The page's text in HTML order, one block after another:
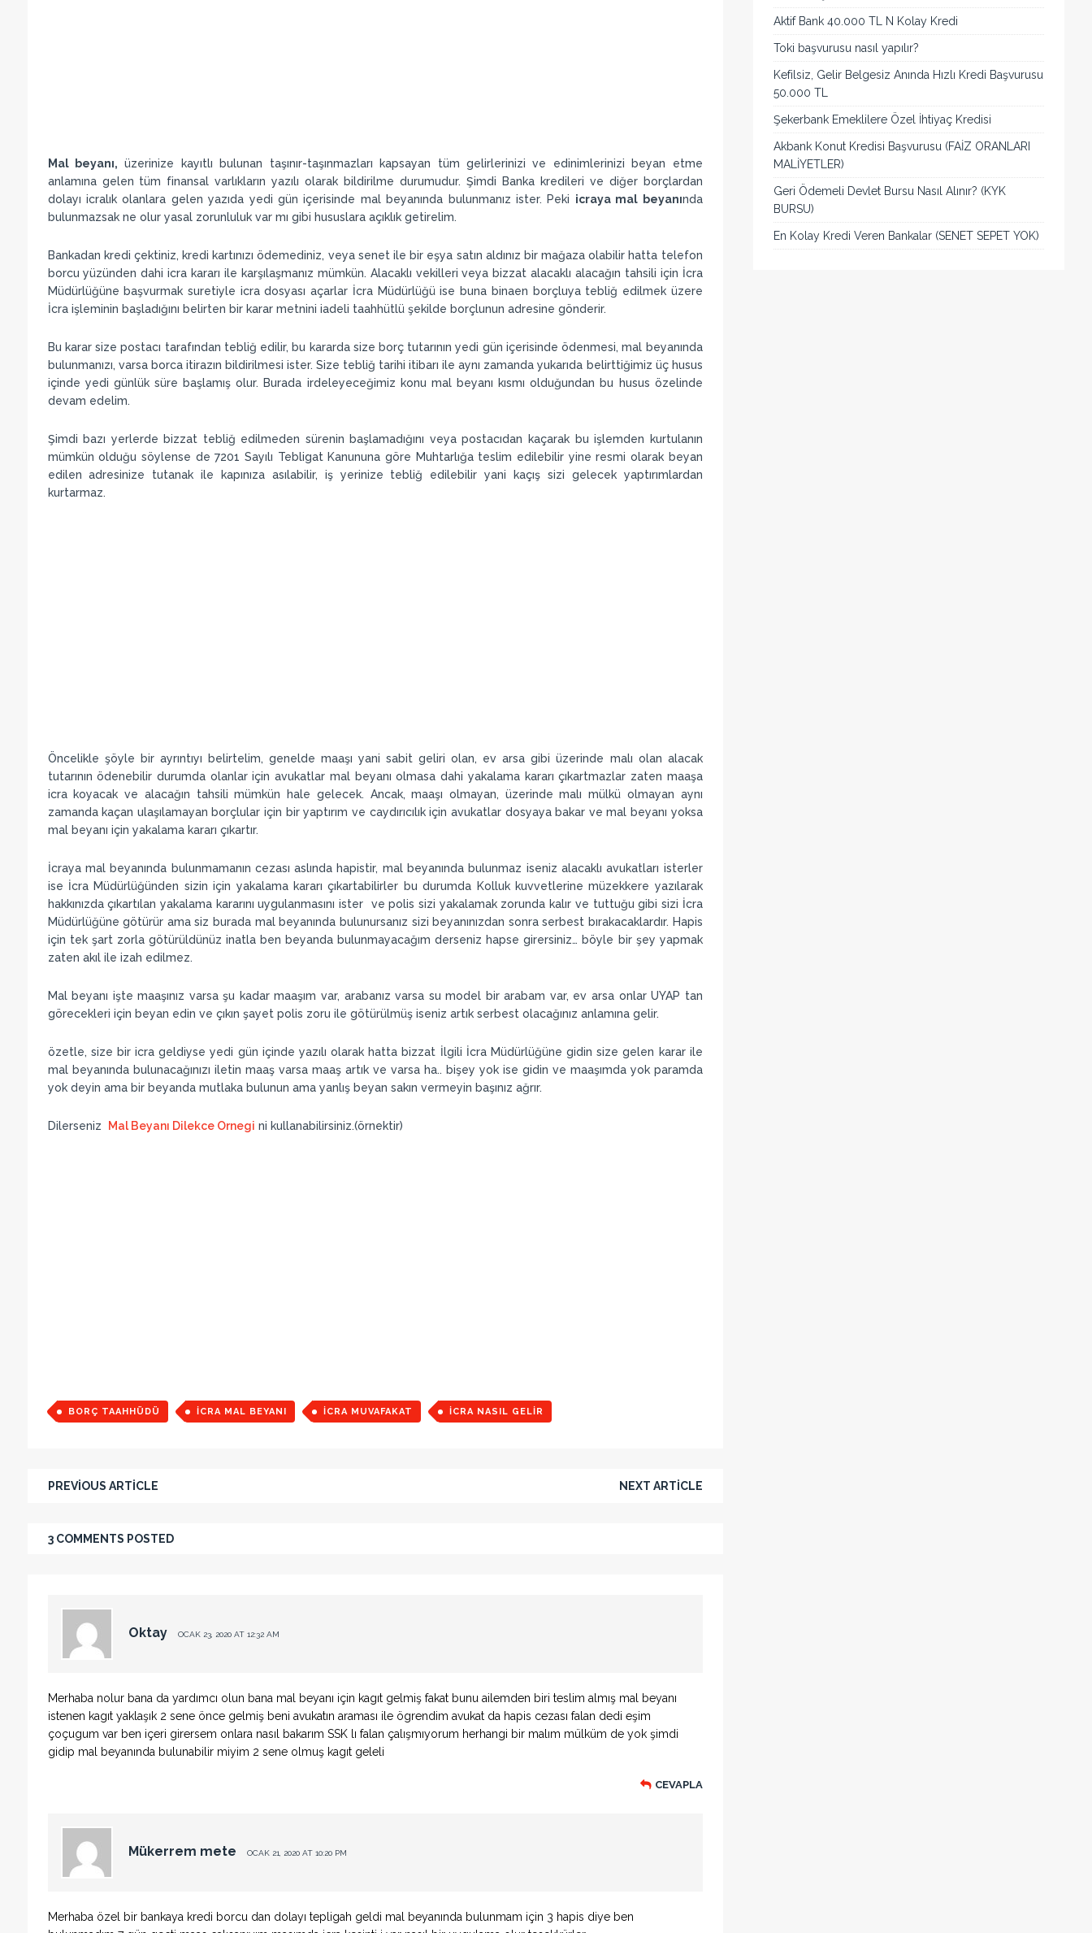
Mal beyanı, üzerinize kayıtlı bulunan taşınır-taşınmazları kapsayan tüm gelirlerinizi ve edinimlerinizi beyan etme
anlamına gelen tüm finansal varlıkların yazılı olarak bildirilme durumudur. Şimdi Banka kredileri ve diğer borçlardan
dolayı icralık olanlara gelen yazıda yedi gün içerisinde mal beyanında bulunmanız ister. Peki icraya mal beyanında
bulunmazsak ne olur yasal zorunluluk var mı gibi hususlara açıklık getirelim.
Bankadan kredi çektiniz, kredi kartınızı ödemediniz, veya senet ile bir eşya satın aldınız bir mağaza olabilir hatta telefon
borcu yüzünden dahi icra kararı ile karşılaşmanız mümkün. Alacaklı vekilleri veya bizzat alacaklı alacağın tahsili için İcra
Müdürlüğüne başvurmak suretiyle icra dosyası açarlar İcra Müdürlüğü ise buna binaen borçluya tebliğ edilmek üzere
İcra işleminin başladığını belirten bir karar metnini iadeli taahhütlü şekilde borçlunun adresine gönderir.
Bu karar size postacı tarafından tebliğ edilir, bu kararda size borç tutarının yedi gün içerisinde ödenmesi, mal beyanında
bulunmanızı, varsa borca itirazın bildirilmesi ister. Size tebliğ tarihi itibarı ile aynı zamanda yukarıda belirttiğimiz üç husus
içinde yedi günlük süre başlamış olur. Burada irdeleyeceğimiz konu mal beyanı kısmı olduğundan bu husus özelinde
devam edelim.
Şimdi bazı yerlerde bizzat tebliğ edilmeden sürenin başlamadığını veya postacıdan kaçarak bu işlemden kurtulanın
mümkün olduğu söylense de 7201 Sayılı Tebligat Kanununa göre Muhtarlığa teslim edilebilir yine resmi olarak beyan
edilen adresinize tutanak ile kapınıza asılabilir, iş yerinize tebliğ edilebilir yani kaçış sizi gelecek yaptırımlardan
kurtarmaz.
Öncelikle şöyle bir ayrıntıyı belirtelim, genelde maaşı yani sabit geliri olan, ev arsa gibi üzerinde malı olan alacak
tutarının ödenebilir durumda olanlar için avukatlar mal beyanı olmasa dahi yakalama kararı çıkartmazlar zaten maaşa
icra koyacak ve alacağın tahsili mümkün hale gelecek. Ancak, maaşı olmayan, üzerinde malı mülkü olmayan aynı
zamanda kaçan ulaşılamayan borçlular için bir yaptırım ve caydırıcılık için avukatlar dosyaya bakar ve mal beyanı yoksa
mal beyanı için yakalama kararı çıkartır.
İcraya mal beyanında bulunmamanın cezası aslında hapistir, mal beyanında bulunmaz iseniz alacaklı avukatları isterler
ise İcra Müdürlüğünden sizin için yakalama kararı çıkartabilirler bu durumda Kolluk kuvvetlerine müzekkere yazılarak
hakkınızda çıkartılan yakalama kararını uygulanmasını ister ve polis sizi yakalamak zorunda kalır ve tuttuğu gibi sizi İcra
Müdürlüğüne götürür ama siz burada mal beyanında bulunursanız sizi beyanınızdan sonra serbest bırakacaklardır. Hapis
için tek şart zorla götürüldünüz inatla ben beyanda bulunmayacağım derseniz hapse girersiniz… böyle bir şey yapmak
zaten akıl ile izah edilmez.
Mal beyanı işte maaşınız varsa şu kadar maaşım var, arabanız varsa su model bir arabam var, ev arsa onlar UYAP tan
görecekleri için beyan edin ve çıkın şayet polis zoru ile götürülmüş iseniz artık serbest olacağınız anlamına gelir.
özetle, size bir icra geldiyse yedi gün içinde yazılı olarak hatta bizzat İlgili İcra Müdürlüğüne gidin size gelen karar ile
mal beyanında bulunacağınızı iletin maaş varsa maaş artık ve varsa ha.. bişey yok ise gidin ve maaşımda yok paramda
yok deyin ama bir beyanda mutlaka bulunun ama yanlış beyan sakın vermeyin başınız ağrır.
Dilerseniz Mal Beyanı Dilekce Ornegi ni kullanabilirsiniz.(örnektir)
BORÇ TAAHHÜDÜ ICRA MAL BEYANI ICRA MUVAFAKAT ICRA NASIL GELIR
PREVIOUS ARTICLE NEXT ARTICLE
3 COMMENTS POSTED
Oktay OCAK 23, 2020 AT 12:32 AM
Merhaba nolur bana da yardımcı olun bana mal beyanı için kagıt gelmiş fakat bunu ailemden biri teslim almış mal beyanı
istenen kagıt yaklaşık 2 sene önce gelmiş beni avukatın araması ile ögrendim avukat da hapis cezası falan dedi eşim
çoçugum var ben içeri girersem onlara nasıl bakarım SSK lı falan çalışmıyorum herhangi bir malım mülküm de yok şimdi
gidip mal beyanında bulunabilir miyim 2 sene olmuş kagıt geleli
CEVAPLA
Mükerrem mete OCAK 21, 2020 AT 10:20 PM
Merhaba özel bir bankaya kredi borcu dan dolayı tepligah geldi mal beyanında bulunmam için 3 hapis diye ben
Aktif Bank 40.000 TL N Kolay Kredi
Toki başvurusu nasıl yapılır?
Kefilsiz, Gelir Belgesiz Anında Hızlı Kredi Başvurusu
50.000 TL
Şekerbank Emeklilere Özel İhtiyaç Kredisi
Akbank Konut Kredisi Başvurusu (FAİZ ORANLARI
MALİYETLER)
Geri Ödemeli Devlet Bursu Nasıl Alınır? (KYK
BURSU)
En Kolay Kredi Veren Bankalar (SENET SEPET YOK)